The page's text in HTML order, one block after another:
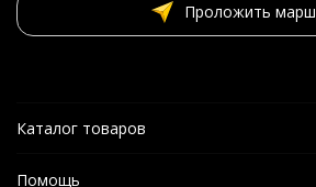
Проложить
Каталог товаров
Помощь